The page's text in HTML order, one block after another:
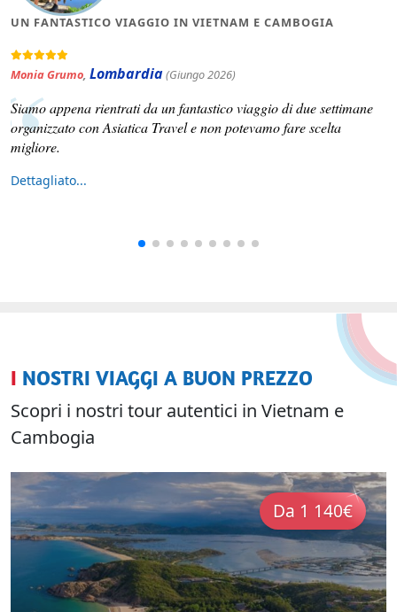
CONSIGLIERÒ A TUTTI ASIATICA TRAVEL
Barbara Valente,Lombardia(Luglio 2026)
Ma che viaggio stupendo e che organizzazione!!! Tutto perfetto nei
minimi dettagli.
Dettagliato...
I NOSTRI VIAGGI A BUON PREZZO
Scopri i nostri tour autentici in Vietnam e
Cambogia
Da 1 140€